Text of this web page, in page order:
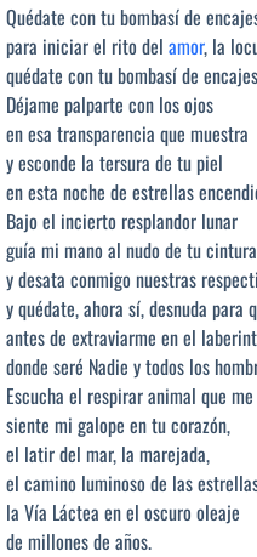
Quédate con tu bombasí de
para iniciar el rito del amor, la
quédate con tu bombasí de
Déjame palparte con los ojos
en esa transparencia que muestra
y esconde la tersura de tu piel
en esta noche de estrellas
Bajo el incierto resplandor lunar
guía mi mano al nudo de tu cintura
y desata conmigo nuestras
y quédate, ahora sí, desnuda para
antes de extraviarme en el
donde seré Nadie y todos los
Escucha el respirar animal que
siente mi galope en tu corazón,
el latir del mar, la marejada,
el camino luminoso de las
la Vía Láctea en el oscuro oleaje
de millones de años.